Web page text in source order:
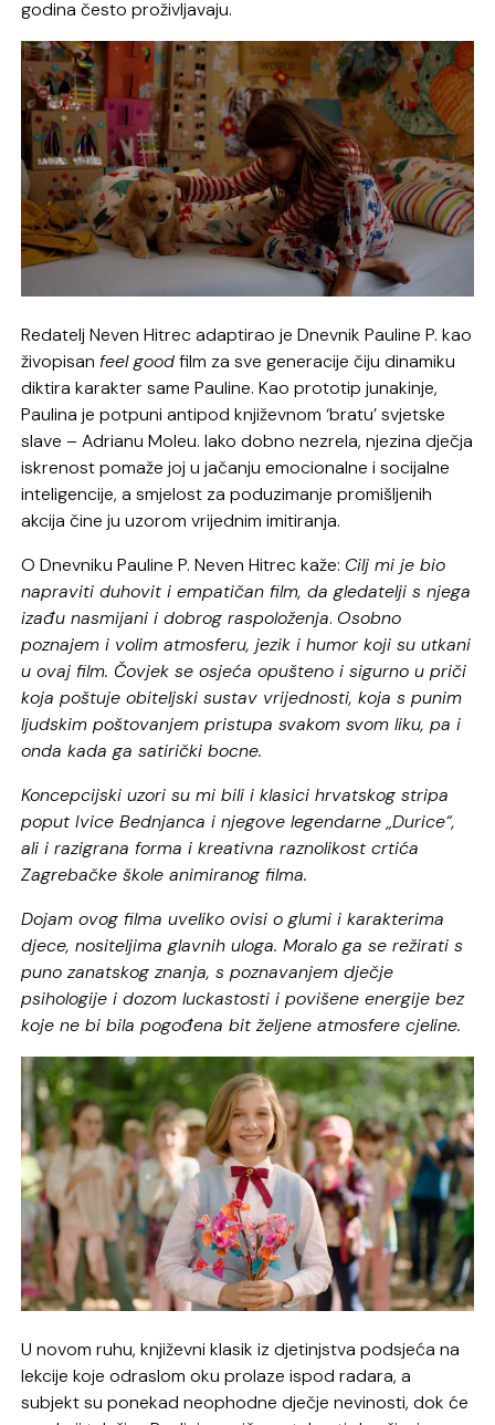
godina često proživljavaju.
Redatelj Neven Hitrec adaptirao je Dnevnik Pauline P. kao
živopisan feel goodfilm za sve generacije čiju dinamiku
diktira karakter same Pauline. Kao prototip junakinje,
Paulina je potpuni antipod književnom ‘bratu’ svjetske
slave – Adrianu Moleu. Iako dobno nezrela, njezina dječja
iskrenost pomaže joj u jačanju emocionalne i socijalne
inteligencije, a smjelost za poduzimanje promišljenih
akcija čine ju uzorom vrijednim imitiranja.
O Dnevniku Pauline P. Neven Hitrec kaže: Cilj mi je bio
napraviti duhovit i empatičan film, da gledatelji s njega
izađu nasmijani i dobrog raspoloženja. Osobno
poznajem i volim atmosferu, jezik i humor koji su utkani
u ovaj film. Čovjek se osjeća opušteno i sigurno u priči
koja poštuje obiteljski sustav vrijednosti, koja s punim
ljudskim poštovanjem pristupa svakom svom liku, pa i
onda kada ga satirički bocne.
Koncepcijski uzori su mi bili i klasici hrvatskog stripa
poput Ivice Bednjanca i njegove legendarne „Durice“,
ali i razigrana forma i kreativna raznolikost crtića
Zagrebačke škole animiranog filma.
Dojam ovog filma uveliko ovisi o glumi i karakterima
djece, nositeljima glavnih uloga.Moralo ga se režirati s
puno zanatskog znanja, s poznavanjem dječje
psihologije i dozom luckastosti i povišene energije bez
koje ne bi bila pogođena bit željene atmosfere cjeline.
U novom ruhu, književni klasik iz djetinjstva podsjeća na
lekcije koje odraslom oku prolaze ispod radara, a
subjekt su ponekad neophodne dječje nevinosti, dok će